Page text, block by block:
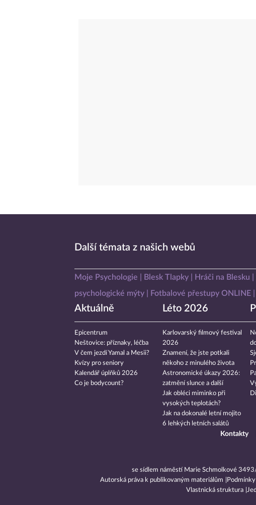
Další témata z našich webů
Moje Psychologie Blesk Tlapky Hráči na Blesku
psychologické mýty
Fotbalové přestupy ONLINE
Aktuálně
Epicentrum
Neštovice: příznaky, léčba
V čem jezdí Yamal a Mesii?
Kvízy pro seniory
Kalendář úplňků 2026
Co je bodycount?
Léto 2026
Karlovarský filmový festival
2026
Znamení, že jste potkali
někoho z minulého života
Astronomické úkazy 2026:
zatmění slunce a další
Jak obléci miminko při
vysokých teplotách?
Jak na dokonalé letní mojito
6 lehkých letních salátů
Kontakty
se sídlem náměstí Marie Schmolkové
Autorská práva k publikovaným materiálům
Vlastnická struktura